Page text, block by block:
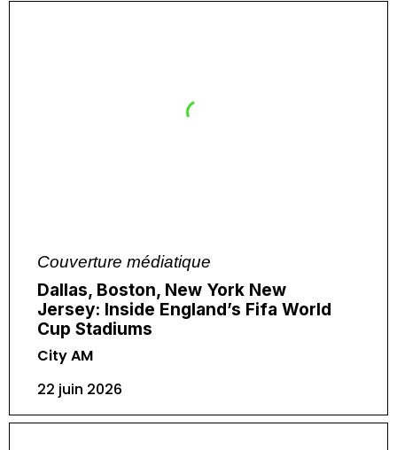
Couverture médiatique
Dallas, Boston, New York New
Jersey: Inside England’s Fifa World
Cup Stadiums
City AM
22 juin 2026